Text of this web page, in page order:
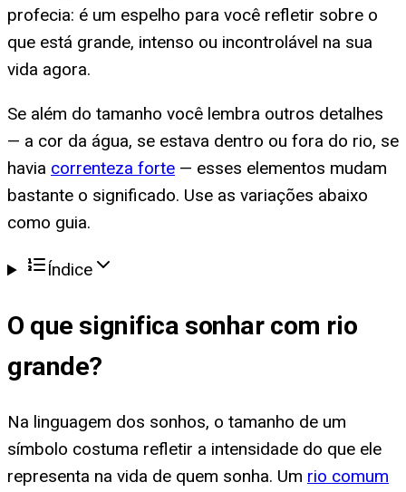
profecia: é um espelho para você refletir sobre o
que está grande, intenso ou incontrolável na sua
vida agora.
Se além do tamanho você lembra outros detalhes
— a cor da água, se estava dentro ou fora do rio, se
havia correnteza forte — esses elementos mudam
bastante o significado. Use as variações abaixo
como guia.
Índice
O que significa sonhar com rio
grande?
Na linguagem dos sonhos, o tamanho de um
símbolo costuma refletir a intensidade do que ele
representa na vida de quem sonha. Um rio comum